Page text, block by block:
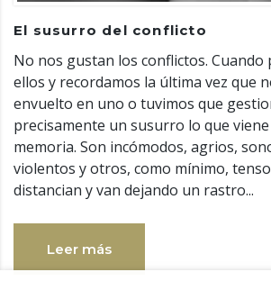
El susurro del conflicto
No nos gustan los conflictos. Cuando
ellos y recordamos la última vez que
envuelto en uno o tuvimos que
precisamente un susurro lo que
memoria. Son incómodos, agrios,
violentos y otros, como mínimo,
distancian y van dejando un rastro...
Leer más